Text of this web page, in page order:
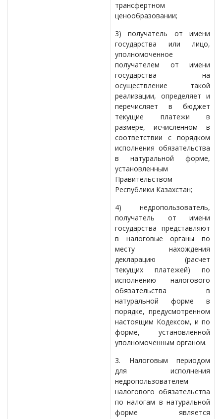
трансфертном
ценообразовании;
3) получатель от имени
государства или лицо,
уполномоченное
получателем от имени
государства на
осуществление такой
реализации, определяет и
перечисляет в бюджет
текущие платежи в
размере, исчисленном в
соответствии с порядком
исполнения обязательства
в натуральной форме,
установленным
Правительством
Республики Казахстан;
4) недропользователь,
получатель от имени
государства представляют
в налоговые органы по
месту нахождения
декларацию (расчет
текущих платежей) по
исполнению налогового
обязательства в
натуральной форме в
порядке, предусмотренном
настоящим Кодексом, и по
форме, установленной
уполномоченным органом.
3. Налоговым периодом
для исполнения
недропользователем
налогового обязательства
по налогам в натуральной
форме является